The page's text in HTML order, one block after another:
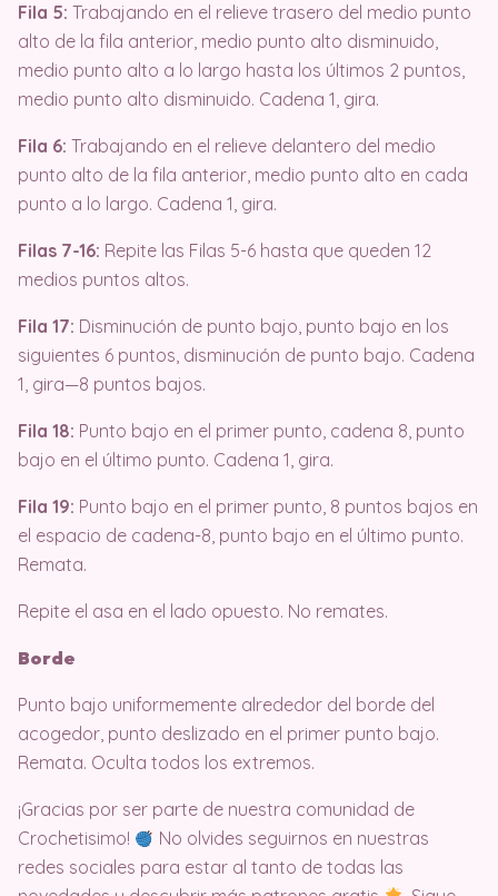
Fila 5: Trabajando en el relieve trasero del medio punto
alto de la fila anterior, medio punto alto disminuido,
medio punto alto a lo largo hasta los últimos 2 puntos,
medio punto alto disminuido. Cadena 1, gira.
Fila 6: Trabajando en el relieve delantero del medio
punto alto de la fila anterior, medio punto alto en cada
punto a lo largo. Cadena 1, gira.
Filas 7-16: Repite las Filas 5-6 hasta que queden 12
medios puntos altos.
Fila 17: Disminución de punto bajo, punto bajo en los
siguientes 6 puntos, disminución de punto bajo. Cadena
1, gira—8 puntos bajos.
Fila 18: Punto bajo en el primer punto, cadena 8, punto
bajo en el último punto. Cadena 1, gira.
Fila 19: Punto bajo en el primer punto, 8 puntos bajos en
el espacio de cadena-8, punto bajo en el último punto.
Remata.
Repite el asa en el lado opuesto. No remates.
Borde
Punto bajo uniformemente alrededor del borde del
acogedor, punto deslizado en el primer punto bajo.
Remata. Oculta todos los extremos.
¡Gracias por ser parte de nuestra comunidad de
Crochetisimo!
No olvides seguirnos en nuestras
redes sociales para estar al tanto de todas las